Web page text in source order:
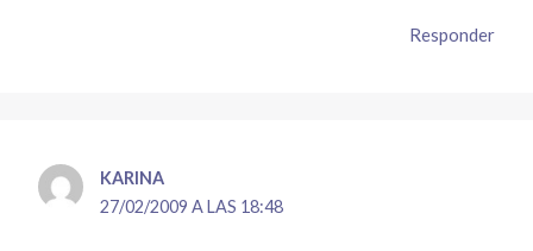
Responder
KARINA
27/02/2009 A LAS 18:48